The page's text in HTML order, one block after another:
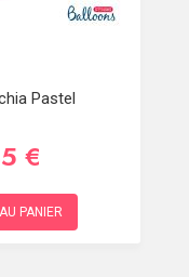
Pastel
€
PANIER